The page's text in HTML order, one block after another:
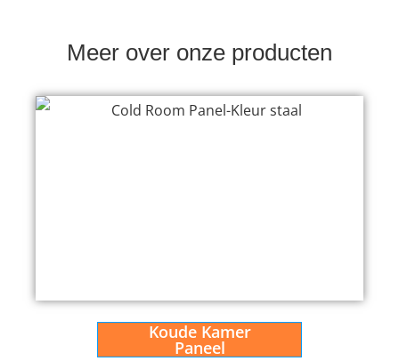
Meer over onze producten
Koude Kamer
Paneel